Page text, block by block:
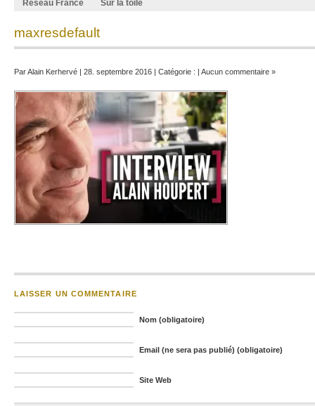
Réseau France
Sur la toile
maxresdefault
ParAlain Kerhervé | 28. septembre 2016 | Catégorie : | Aucun commentaire »
LAISSER UN COMMENTAIRE
Nom (obligatoire)
Email (ne sera pas publié) (obligatoire)
Site Web